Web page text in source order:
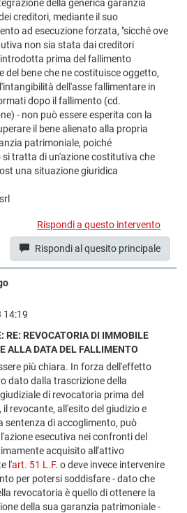
della generica garanzia
creditori, mediante il suo
ad esecuzione forzata, "sicché ove
non sia stata dai creditori
prima del fallimento
del bene che ne costituisce oggetto,
dell'asse fallimentare in
dopo il fallimento (cd.
- non può essere esperita con la
il bene alienato alla propria
patrimoniale, poiché
tratta di un'azione costitutiva che
una situazione giuridica
Rispondi a questo intervento
Rispondi al quesito principale
RE: REVOCATORIA DI IMMOBILE
ALLA DATA DEL FALLIMENTO
più chiara. In forza dell'effetto
dato dalla trascrizione della
di revocatoria prima del
revocante, all'esito del giudizio e
sentenza di accoglimento, può
esecutiva nei confronti del
acquisito all'attivo
l'art. 51 L.F. o deve invece intervenire
per potersi soddisfare - dato che
revocatoria è quello di ottenere la
della sua garanzia patrimoniale -